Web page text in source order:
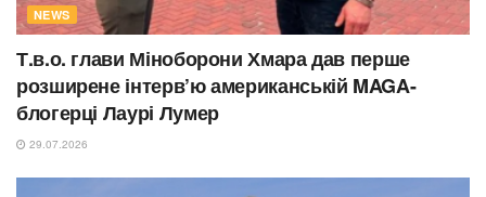
NEWS
Т.в.о. глави Міноборони Хмара дав перше
розширене інтерв’ю американській MAGA-
блогерці Лаурі Лумер
29.07.2026